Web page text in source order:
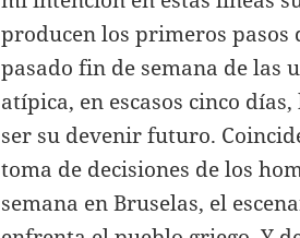
producen los primeros pasos
pasado fin de semana de las
atípica, en escasos cinco
ser su devenir futuro.
toma de decisiones de los
semana en Bruselas, el